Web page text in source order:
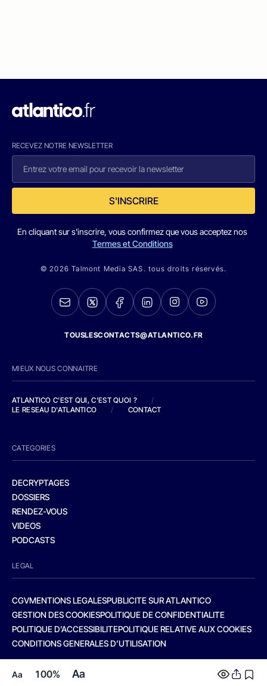
Aa 100% Aa
RECEVEZ NOTRE NEWSLETTER
S'INSCRIRE
En cliquant sur s'inscrire, vous confirmez que vous acceptez nos
Termes et Conditions
© 2026 Talmont Media SAS. tous droits réservés.
TOUSLESCONTACTS@ATLANTICO.FR
MIEUX NOUS CONNAITRE
ATLANTICO C'EST QUI, C'EST QUOI ?
/
LE RESEAU D'ATLANTICO
/ CONTACT
CATEGORIES
DECRYPTAGES
DOSSIERS
RENDEZ-VOUS
VIDEOS
PODCASTS
LEGAL
CGVMENTIONS LEGALESPUBLICITE SUR ATLANTICO
GESTION DES COOKIESPOLITIQUE DE CONFIDENTIALITE
POLITIQUE D’ACCESSIBILITEPOLITIQUE RELATIVE AUX COOKIES
CONDITIONS GENERALES D’UTILISATION